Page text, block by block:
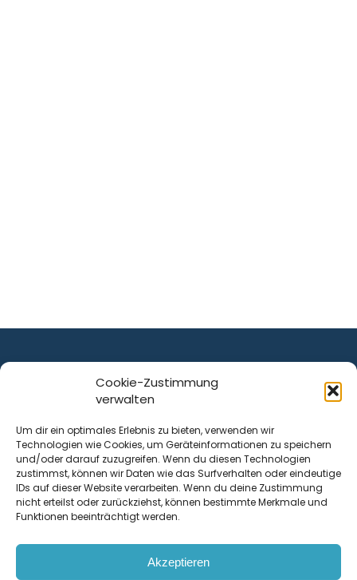
Cookie-Zustimmung
verwalten
Um dir ein optimales Erlebnis zu bieten, verwenden wir
Technologien wie Cookies, um Geräteinformationen zu speichern
und/oder darauf zuzugreifen. Wenn du diesen Technologien
zustimmst, können wir Daten wie das Surfverhalten oder eindeutige
IDs auf dieser Website verarbeiten. Wenn du deine Zustimmung
nicht erteilst oder zurückziehst, können bestimmte Merkmale und
Funktionen beeinträchtigt werden.
Akzeptieren
ist ein Service von
Krenn Real GmbH
Tischlerstraße 12
4050Traun| Österreich
Kontakt